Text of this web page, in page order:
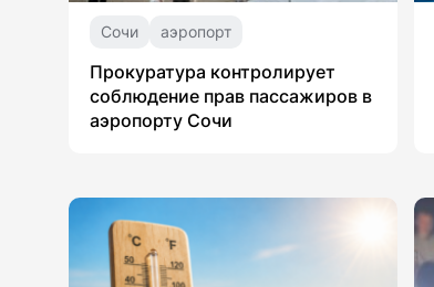
Сочи аэропорт
Прокуратура контролирует
соблюдение прав пассажиров в
аэропорту Сочи